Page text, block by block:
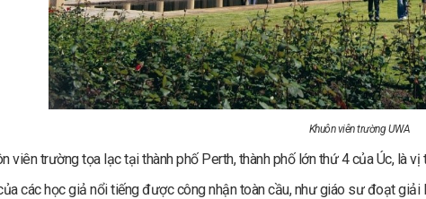
Khuôn viên trường UWA
viên trường tọa lạc tại thành phố Perth, thành phố lớn thứ 4 của Úc, là vị
các học giả nổi tiếng được công nhận toàn cầu, như giáo sư đoạt giải